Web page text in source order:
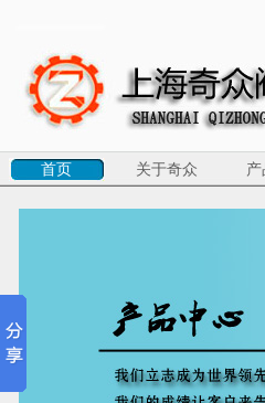
首页 关于奇众